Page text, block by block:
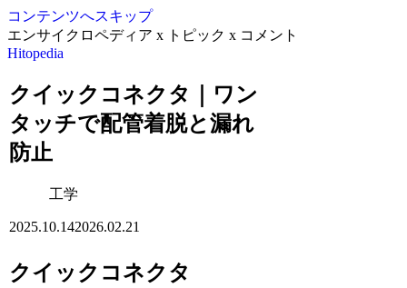
コンテンツへスキップ
エンサイクロペディア x トピック x コメント
Hitopedia
クイックコネクタ｜ワン
タッチで配管着脱と漏れ
防止
工学
2025.10.142026.02.21
クイックコネクタ